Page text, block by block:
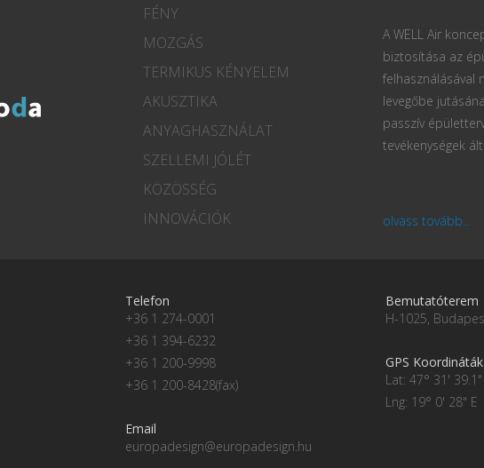
FÉNY
MOZGÁS
TERMIKUS KÉNYELEM
AKUSZTIKA
ANYAGHASZNÁLAT
SZELLEMI JÓLÉT
KÖZÖSSÉG
INNOVÁCIÓK
A WELL Air
biztosítása az
felhasználásával
levegőbe
passzív
tevékenységek
olvass tovább...
Telefon
+36 1 274-0001
+36 1 394-6232
+36 1 200-9998
+36 1 200-8428(fax)
Email
europadesign@europadesign.hu
Bemutatóterem
H-1025,
GPS Koordináták
Lat: 47° 31'
Lng: 19° 0' 28" E